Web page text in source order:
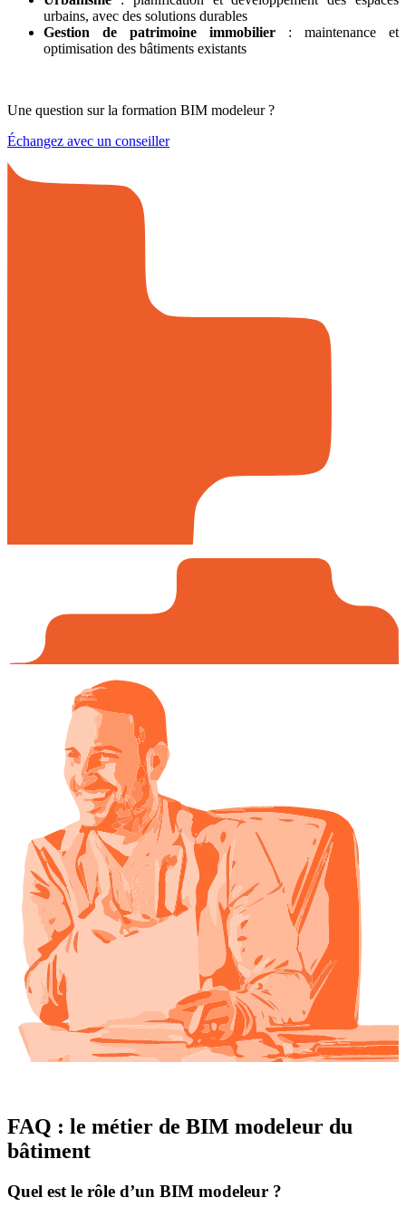
urbains, avec des solutions durables
Gestion de patrimoine immobilier : maintenance et
optimisation des bâtiments existants
Une question sur la formation BIM modeleur ?
Échangez avec un conseiller
FAQ : le métier de BIM modeleur du
bâtiment
Quel est le rôle d’un BIM modeleur ?